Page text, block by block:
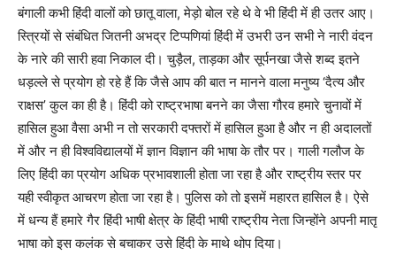
बंगाली कभी हिंदी वालों को छातू वाला, मेड़ो बोल रहे थे वे भी हिंदी में ही उतर आए।
स्त्रियों से संबंधित जितनी अभद्र टिप्पणियां हिंदी में उभरी उन सभी ने नारी वंदन
के नारे की सारी हवा निकाल दी। चुड़ैल, ताड़का और सूर्पनखा जैसे शब्द इतने
धड़ल्ले से प्रयोग हो रहे हैं कि जैसे आप की बात न मानने वाला मनुष्य ‘दैत्य और
राक्षस’ कुल का ही है। हिंदी को राष्ट्रभाषा बनने का जैसा गौरव हमारे चुनावों में
हासिल हुआ वैसा अभी न तो सरकारी दफ्तरों में हासिल हुआ है और न ही अदालतों
में और न ही विश्वविद्यालयों में ज्ञान विज्ञान की भाषा के तौर पर। गाली गलौज के
लिए हिंदी का प्रयोग अधिक प्रभावशाली होता जा रहा है और राष्ट्रीय स्तर पर
यही स्वीकृत आचरण होता जा रहा है। पुलिस को तो इसमें महारत हासिल है। ऐसे
में धन्य हैं हमारे गैर हिंदी भाषी क्षेत्र के हिंदी भाषी राष्ट्रीय नेता जिन्होंने अपनी मातृ
भाषा को इस कलंक से बचाकर उसे हिंदी के माथे थोप दिया।